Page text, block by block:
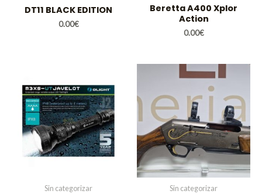
DT11 BLACK EDITION
0.00€
Beretta A400 Xplor
Action
0.00€
Sin categorizar Sin categorizar